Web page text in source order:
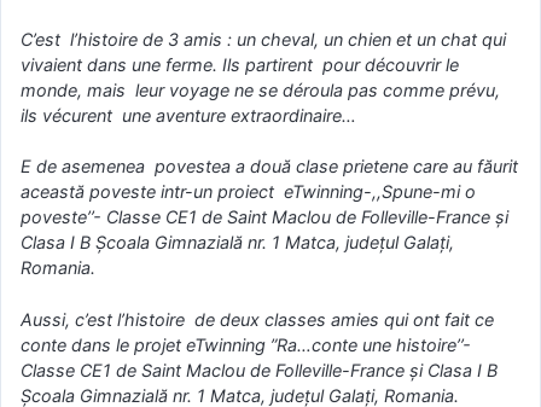
C’est l’histoire de 3 amis : un cheval, un chien et un chat qui
vivaient dans une ferme. Ils partirent pour découvrir le
monde, mais leur voyage ne se déroula pas comme prévu,
ils vécurent une aventure extraordinaire…
E de asemenea povestea a două clase prietene care au făurit
această poveste intr-un proiect eTwinning-,,Spune-mi o
poveste’’- Classe CE1 de Saint Maclou de Folleville-France şi
Clasa I B Şcoala Gimnazială nr. 1 Matca, judeţul Galaţi,
Romania.
Aussi, c’est l’histoire de deux classes amies qui ont fait ce
conte dans le projet eTwinning ”Ra…conte une histoire’’-
Classe CE1 de Saint Maclou de Folleville-France şi Clasa I B
Şcoala Gimnazială nr. 1 Matca, judeţul Galaţi, Romania.